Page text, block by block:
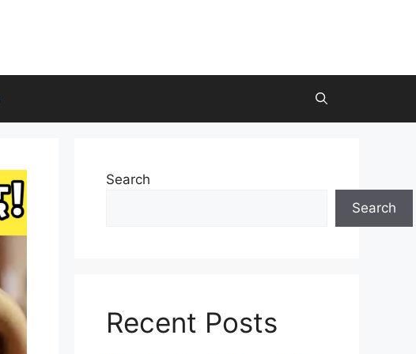
Search
Search
Recent Posts